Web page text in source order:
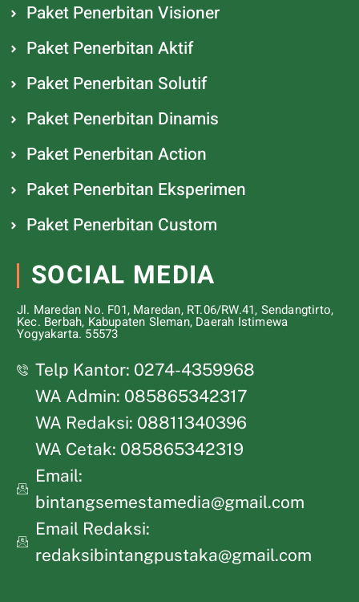
Paket Penerbitan Visioner
Paket Penerbitan Aktif
Paket Penerbitan Solutif
Paket Penerbitan Dinamis
Paket Penerbitan Action
Paket Penerbitan Eksperimen
Paket Penerbitan Custom
SOCIAL MEDIA
Jl. Maredan No. F01, Maredan, RT.06/RW.41, Sendangtirto,
Kec. Berbah, Kabupaten Sleman, Daerah Istimewa
Yogyakarta. 55573
Telp Kantor: 0274-4359968
WA Admin: 085865342317
WA Redaksi: 08811340396
WA Cetak: 085865342319
Email:
bintangsemestamedia@gmail.com
Email Redaksi:
redaksibintangpustaka@gmail.com